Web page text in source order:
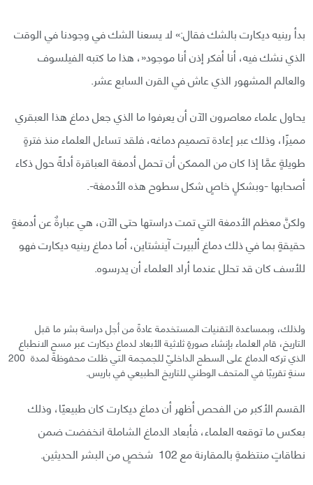
بدأ رينيه ديكارت بالشك فقال:» لا يسعنا الشك في وجودنا في الوقت
الذي نشك فيه، أنا أفكر إذن أنا موجود«، هذا ما كتبه الفيلسوف
والعالم المشهور الذي عاش في القرن السابع عشر.
يحاول علماء معاصرون الآن أن يعرفوا ما الذي جعل دماغ هذا العبقري
مميزًا، وذلك عبر إعادة تصميم دماغه، فلقد تساءل العلماء منذ فترةٍ
طويلةٍ عمَّا إذا كان من الممكن أن تحمل أدمغة العباقرة أدلةً حول ذكاء
أصحابها -وبشكلٍ خاصٍ شكل سطوح هذه الأدمغة-.
ولكنَّ معظم الأدمغة التي تمت دراستها حتى الآن، هي عبارةٌ عن أدمغةٍ
حقيقةٍ بما في ذلك دماغ ألبيرت آينشتاين، أما دماغ رينيه ديكارت فهو
للأسف كان قد تحلل عندما أراد العلماء أن يدرسوه.
ولذلك، وبمساعدة التقنيات المستخدمة عادةً من أجل دراسة بشر ما قبل
التاريخ، قام العلماء بإنشاء صورةٍ ثلاثية الأبعاد لدماغ ديكارت عبر مسح الانطباع
الذي تركه الدماغ على السطح الداخليّ للجمجمة التي ظلت محفوظةً لمدة 200
سنةٍ تقريبًا في المتحف الوطني للتاريخ الطبيعي في باريس.
القسم الأكبر من الفحص أظهر أن دماغ ديكارت كان طبيعيًا، وذلك
بعكس ما توقعه العلماء، فأبعاد الدماغ الشاملة انخفضت ضمن
نطاقاتٍ منتظمةٍ بالمقارنة مع 102 شخصٍ من البشر الحديثين.